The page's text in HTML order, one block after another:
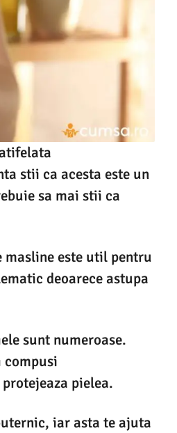
stii ca acesta este un
sa mai stii ca
masline este util pentru
deoarece astupa
sunt numeroase.
compusi
pielea.
iar asta te ajuta